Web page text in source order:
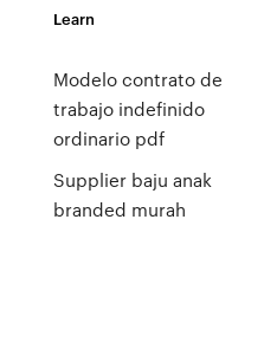
Learn
Modelo contrato de
trabajo indefinido
ordinario pdf
Supplier baju anak
branded murah